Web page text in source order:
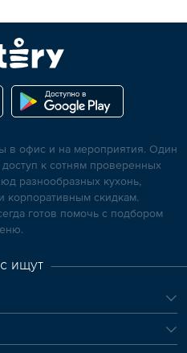
в офис и на мероприятия. Один
к сотням проверенных
разнообразных кухонь,
корпоративным скидкам.
готов помочь с подбором
ищут